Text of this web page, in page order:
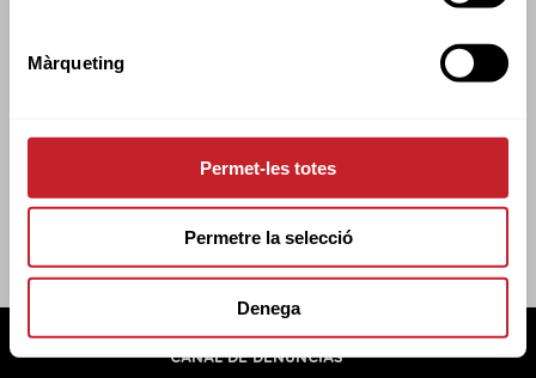
Màrqueting
Permet-les totes
Permetre la selecció
Denega
C/TUSET 32, 8A PLANTA. 08006 BCN
POLÍTICA DE COOKIES
POLÍTICA DE PRIVACIDAD
CANAL DE DENUNCIAS